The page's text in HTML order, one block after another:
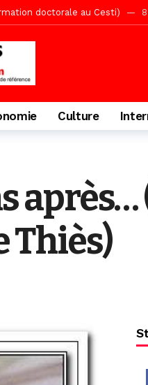
renvoyés en procès 8
de Touba
un accident
1 jour ago
1 jour ago
Culture
Thiès)